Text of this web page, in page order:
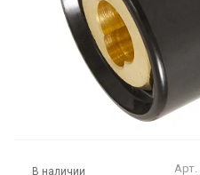
В наличии Арт.